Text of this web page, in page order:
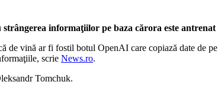
informaţiilor pe baza cărora este
de vină ar fi fostil botul OpenAI care copiază date de
scrie News.ro.
Tomchuk.